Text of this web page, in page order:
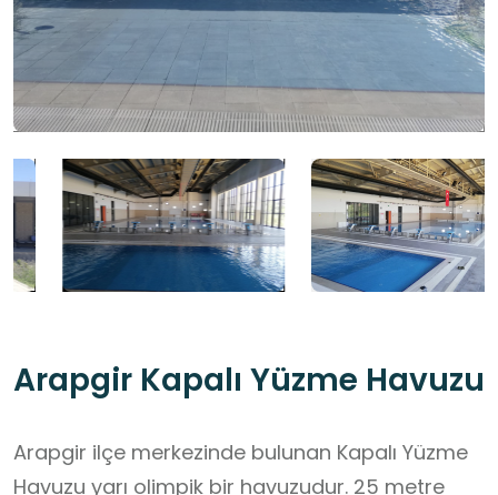
Arapgir Kapalı Yüzme Havuzu
Arapgir ilçe merkezinde bulunan Kapalı Yüzme
Havuzu yarı olimpik bir havuzudur. 25 metre